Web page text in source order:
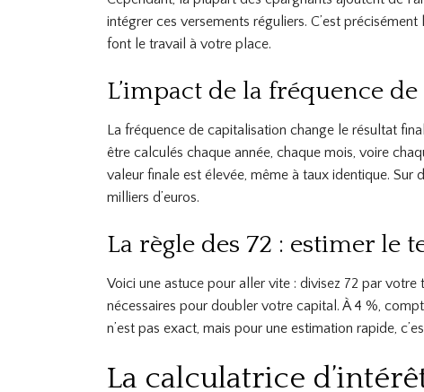
intégrer ces versements réguliers. C’est
font le travail à votre place.
L’impact de la fréquence
La fréquence de capitalisation change le résultat
être calculés chaque année, chaque mois, voire
valeur finale est élevée, même à taux identique.
milliers d’euros.
La règle des 72 : estimer le
Voici une astuce pour aller vite : divisez 72 par votre
nécessaires pour doubler votre capital. À 4 %,
n’est pas exact, mais pour une estimation rapide,
La calculatrice